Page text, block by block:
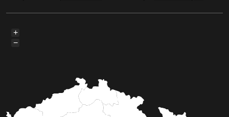
+
−